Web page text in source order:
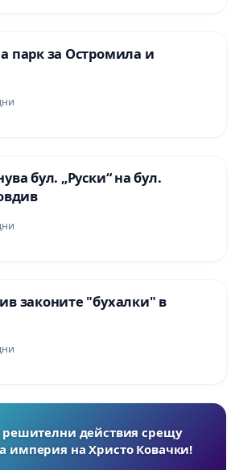
парк за Остромила и
бул. „Руски“ на бул.
законите "бухалки" в
решителни действия срещу
империя на Христо Ковачки!